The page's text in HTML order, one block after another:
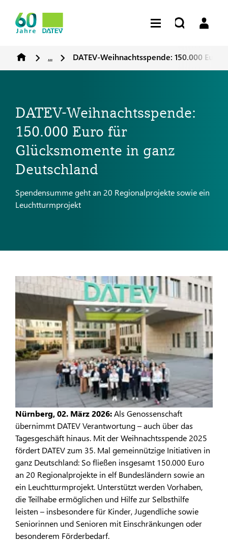
... DATEV-Weihnachtsspende: 150.000
DATEV-Weihnachtsspende:
150.000 Euro für
Glücksmomente in ganz
Deutschland
Spendensumme geht an 20 Regionalprojekte sowie ein
Leuchtturmprojekt
Nürnberg, 02. März 2026:Als Genossenschaft
übernimmt DATEV Verantwortung – auch über das
Tagesgeschäft hinaus. Mit der Weihnachtsspende 2025
fördert DATEV zum 35. Mal gemeinnützige Initiativen in
ganz Deutschland: So fließen insgesamt 150.000 Euro
an 20 Regionalprojekte in elf Bundesländern sowie an
ein Leuchtturmprojekt. Unterstützt werden Vorhaben,
die Teilhabe ermöglichen und Hilfe zur Selbsthilfe
leisten – insbesondere für Kinder, Jugendliche sowie
Seniorinnen und Senioren mit Einschränkungen oder
besonderem Förderbedarf.